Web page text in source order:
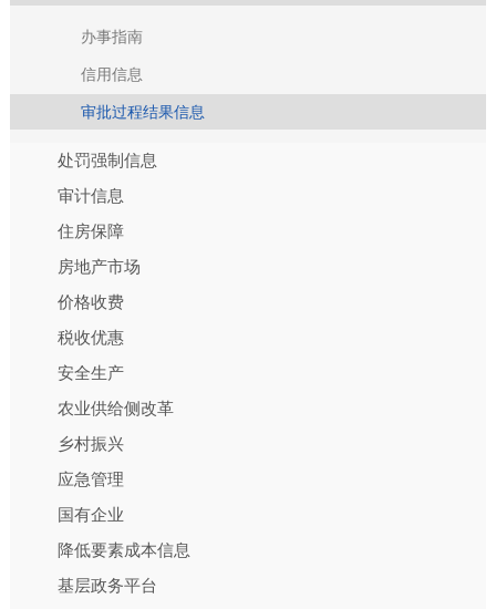
办事指南
信用信息
审批过程结果信息
处罚强制信息
审计信息
住房保障
房地产市场
价格收费
税收优惠
安全生产
农业供给侧改革
乡村振兴
应急管理
国有企业
降低要素成本信息
基层政务平台